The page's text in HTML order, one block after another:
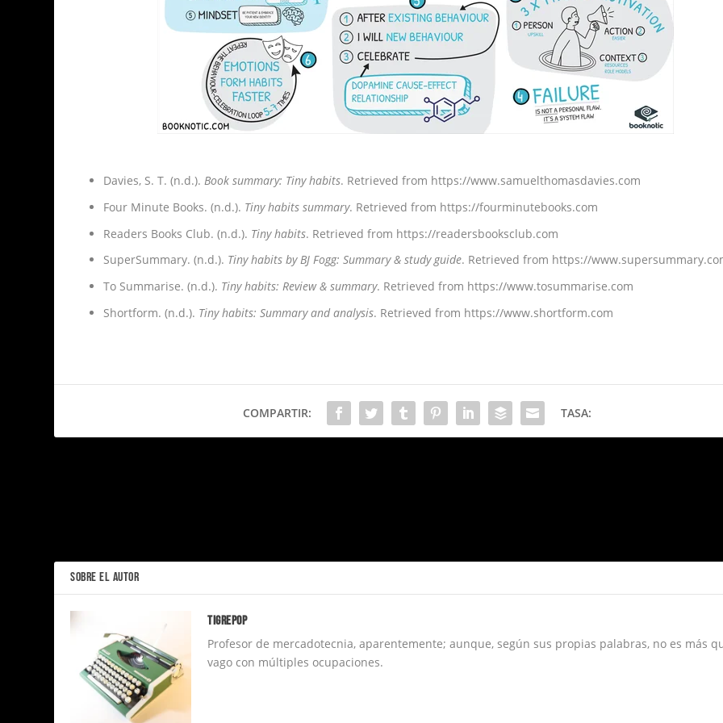
Davies, S. T. (n.d.). Book summary: Tiny habits. Retrieved from https://www.samuelthomasdavies.com
Four Minute Books. (n.d.). Tiny habits summary. Retrieved from https://fourminutebooks.com
Readers Books Club. (n.d.). Tiny habits. Retrieved from https://readersbooksclub.com
SuperSummary. (n.d.). Tiny habits by BJ Fogg: Summary & study guide. Retrieved from https://
To Summarise. (n.d.). Tiny habits: Review & summary. Retrieved from https://www.tosummarise.com
Shortform. (n.d.). Tiny habits: Summary and analysis. Retrieved from https://www.shortform.com
COMPARTIR: TASA:
SOBRE EL AUTOR
Tigrepop
Profesor de mercadotecnia, aparentemente; aunque, según sus propias palabras, no es más
vago con múltiples ocupaciones.